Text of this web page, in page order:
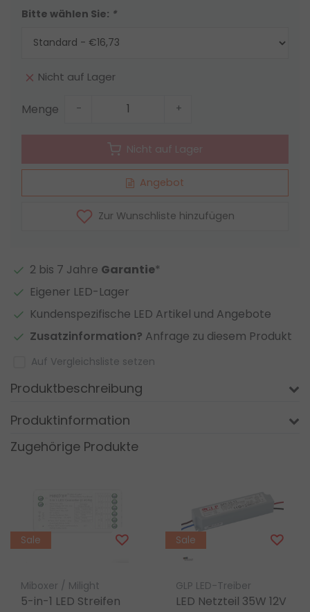
Bitte wählen Sie: *
Nicht auf Lager
Menge - +
Nicht auf Lager
Angebot
Zur Wunschliste hinzufügen
2 bis 7 Jahre Garantie*
Eigener LED-Lager
Kundenspezifische LED Artikel und Angebote
Zusatzinformation? Anfrage zu diesem Produkt
Auf Vergleichsliste setzen
Produktbeschreibung
Produktinformation
Zugehörige Produkte
Sale
Miboxer / Milight
5-in-1 LED Streifen
Sale
GLP LED-Treiber
LED Netzteil 35W 12V